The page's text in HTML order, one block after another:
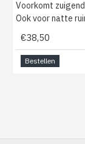
Voorkomt
Ook voor natte
€38,50
Bestellen